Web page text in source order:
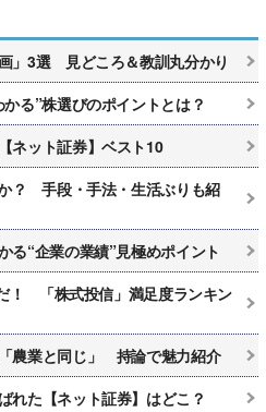
」3選 見どころ＆教訓丸分かり
る”株選びのポイントとは？
ネット証券】ベスト10
？ 手段・手法・生活ぶりも紹
る“企業の業績”見極めポイント
！ 「株式投信」満足度ランキン
農業と同じ」 持論で魅力紹介
れた【ネット証券】はどこ？